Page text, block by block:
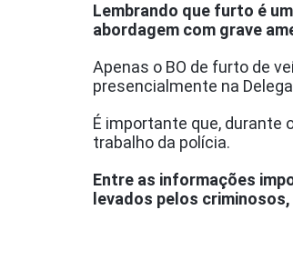
Lembrando que furto é
abordagem com grave
Apenas o BO de furto de
presencialmente na
É importante que, durante
trabalho da polícia.
Entre as informações
levados pelos